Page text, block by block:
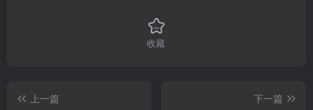
收藏
上一篇
下一篇